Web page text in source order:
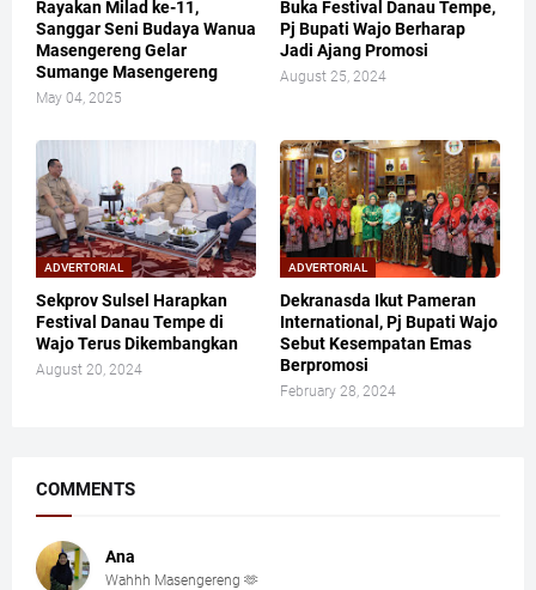
Rayakan Milad ke-11,
Sanggar Seni Budaya Wanua
Masengereng Gelar
Sumange Masengereng
May 04, 2025
Buka Festival Danau Tempe,
Pj Bupati Wajo Berharap
Jadi Ajang Promosi
August 25, 2024
ADVERTORIAL
Sekprov Sulsel Harapkan
Festival Danau Tempe di
Wajo Terus Dikembangkan
August 20, 2024
ADVERTORIAL
Dekranasda Ikut Pameran
International, Pj Bupati Wajo
Sebut Kesempatan Emas
Berpromosi
February 28, 2024
COMMENTS
Ana
Wahhh Masengereng 🫶